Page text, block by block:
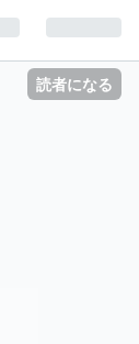
読者になる